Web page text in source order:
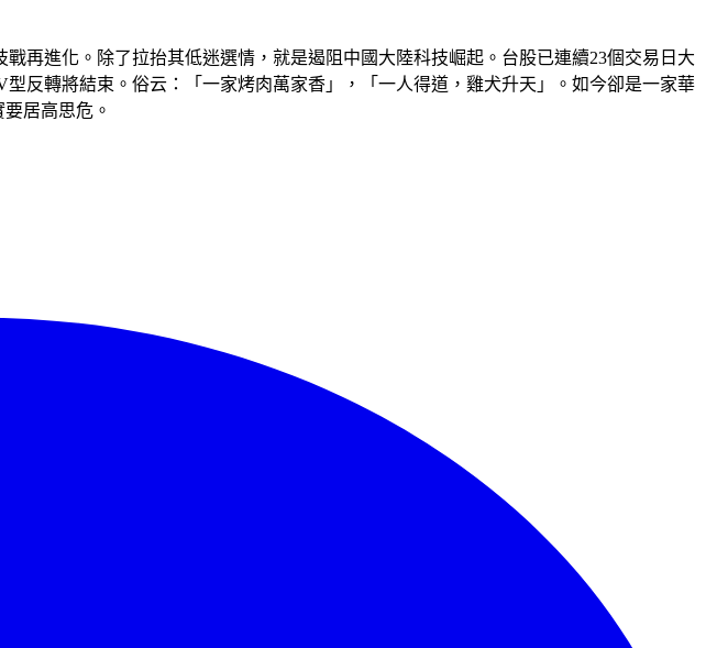
再進化。除了拉抬其低迷選情，就是遏阻中國大陸科技崛起。台股已連續23個交易日大
反轉將結束。俗云：「一家烤肉萬家香」，「一人得道，雞犬升天」。如今卻是一家華
居高思危。